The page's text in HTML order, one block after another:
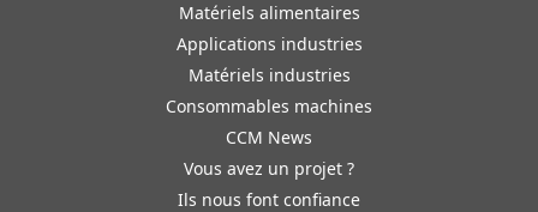
Matériels alimentaires
Applications industries
Matériels industries
Consommables machines
CCM News
Vous avez un projet ?
Ils nous font confiance